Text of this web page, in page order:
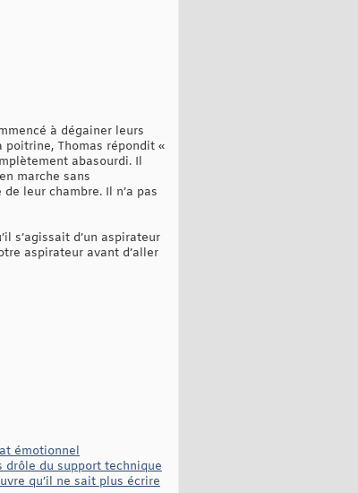
à dégainer leurs
poitrine, Thomas répondit «
abasourdi. Il
marche sans
leur chambre. Il n’a pas
s’agissait d’un aspirateur
aspirateur avant d’aller
émotionnel
drôle du support technique
qu’il ne sait plus écrire